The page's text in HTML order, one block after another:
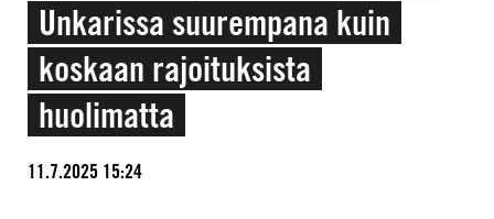
Unkarissa suurempana kuin
koskaan rajoituksista
huolimatta
11.7.2025 15:24